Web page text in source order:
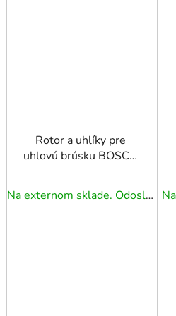
Rotor a uhlíky pre
uhlovú brúsku BOSCH
Na externom sklade. Odoslanie 3 - 5 prac. dní.